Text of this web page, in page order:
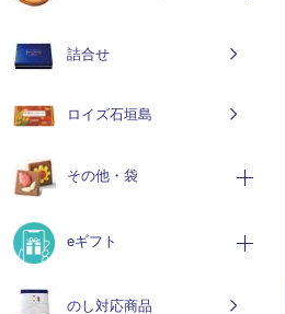
詰合せ
ロイズ石垣島
その他・袋
eギフト
のし対応商品